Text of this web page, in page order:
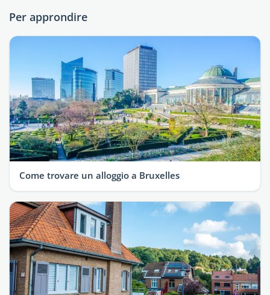
Per approndire
Come trovare un alloggio a Bruxelles